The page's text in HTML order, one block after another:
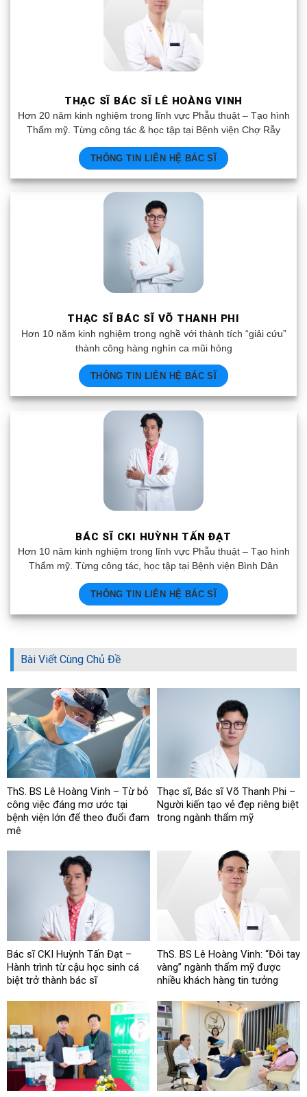
THẠC SĨ BÁC SĨ LÊ HOÀNG VINH
Hơn 20 năm kinh nghiệm trong lĩnh vực Phẫu thuật – Tạo hình
Thẩm mỹ. Từng công tác & học tập tại Bệnh viện Chợ Rẫy
THÔNG TIN LIÊN HỆ BÁC SĨ
THẠC SĨ BÁC SĨ VÕ THANH PHI
Hơn 10 năm kinh nghiệm trong nghề với thành tích “giải cứu”
thành công hàng nghìn ca mũi hỏng
THÔNG TIN LIÊN HỆ BÁC SĨ
BÁC SĨ CKI HUỲNH TẤN ĐẠT
Hơn 10 năm kinh nghiệm trong lĩnh vực Phẫu thuật – Tạo hình
Thẩm mỹ. Từng công tác, học tập tại Bệnh viện Bình Dân
THÔNG TIN LIÊN HỆ BÁC SĨ
Bài Viết Cùng Chủ Đề
ThS. BS Lê Hoàng Vinh – Từ bỏ
công việc đáng mơ ước tại
bệnh viện lớn để theo đuổi đam
mê
Thạc sĩ, Bác sĩ Võ Thanh Phi –
Người kiến tạo vẻ đẹp riêng biệt
trong ngành thẩm mỹ
Bác sĩ CKI Huỳnh Tấn Đạt –
Hành trình từ cậu học sinh cá
biệt trở thành bác sĩ
ThS. BS Lê Hoàng Vinh: “Đôi tay
vàng” ngành thẩm mỹ được
nhiều khách hàng tin tưởng